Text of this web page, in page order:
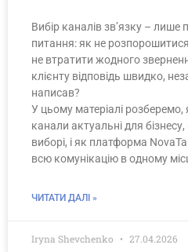
Вибір каналів зв’язку –
питання: як не
не втратити жодного
клієнту відповідь швидко,
написав?
У цьому матеріалі розберемо,
канали актуальні для
виборі, і як платформа
всю комунікацію в одному
ЧИТАТИ ДАЛІ »
Iryna Shevchenko 27.04.2026